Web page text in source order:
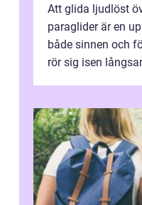
Att glida ljudlöst
paraglider är en
både sinnen och
rör sig isen